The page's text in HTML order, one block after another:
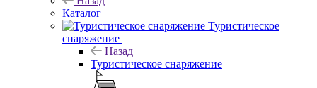
Каталог
Туристическое
снаряжение
Назад
Туристическое снаряжение